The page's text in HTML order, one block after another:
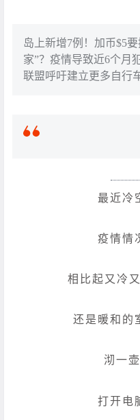
岛上新增7例！加币$5
家”？疫情导致近6个月
联盟呼吁建立更多自行
最近冷
疫情情
相比起又冷
还是暖和的
沏一
打开电